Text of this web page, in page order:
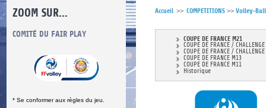
ZOOM SUR...
COMITÉ DU FAIR PLAY
* Se conformer aux règles du jeu.
LUTTE CONTRE LES VIOLENCES MA PETITE
Accueil >> COMPETITIONS >> Volley-Ball
COUPE DE FRANCE M21
COUPE DE FRANCE /
COUPE DE FRANCE /
COUPE DE FRANCE M13
COUPE DE FRANCE M11
Historique